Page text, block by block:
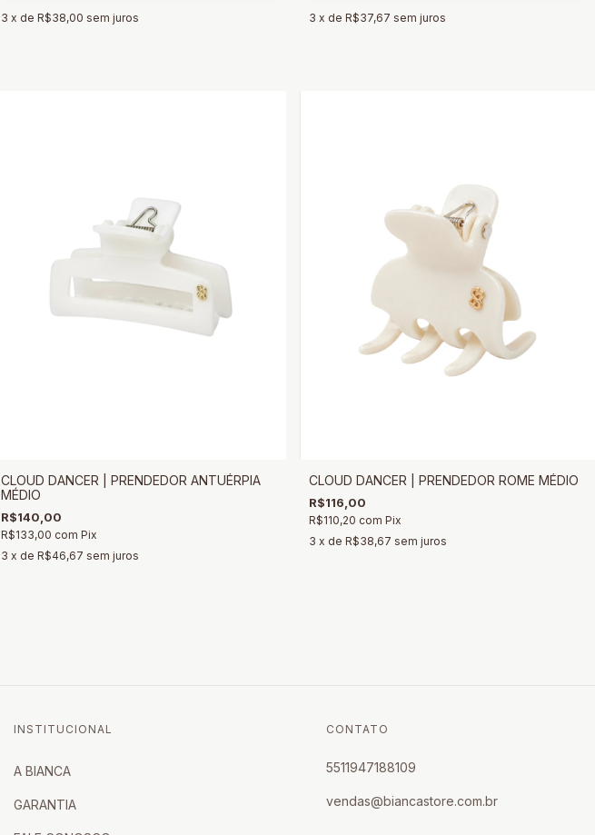
3 x de R$38,00 sem juros
3 x deR$37,67 sem juros
CLOUD DANCER | PRENDEDOR ANTUÉRPIA
MÉDIO
R$140,00
R$133,00 com Pix
3 x de R$46,67 sem juros
CLOUD DANCER | PRENDEDOR ROME MÉDIO
R$116,00
R$110,20 com Pix
3 x deR$38,67 sem juros
INSTITUCIONAL
A BIANCA
GARANTIA
CONTATO
5511947188109
vendas@biancastore.com.br